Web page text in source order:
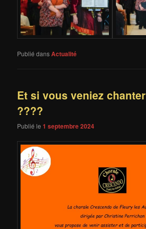
Publié dansActualité
Et si vous veniez chanter
????
Publié le1 septembre 2024